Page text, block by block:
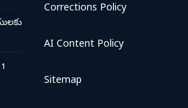
Corrections Policy
AI Content Policy
Sitemap